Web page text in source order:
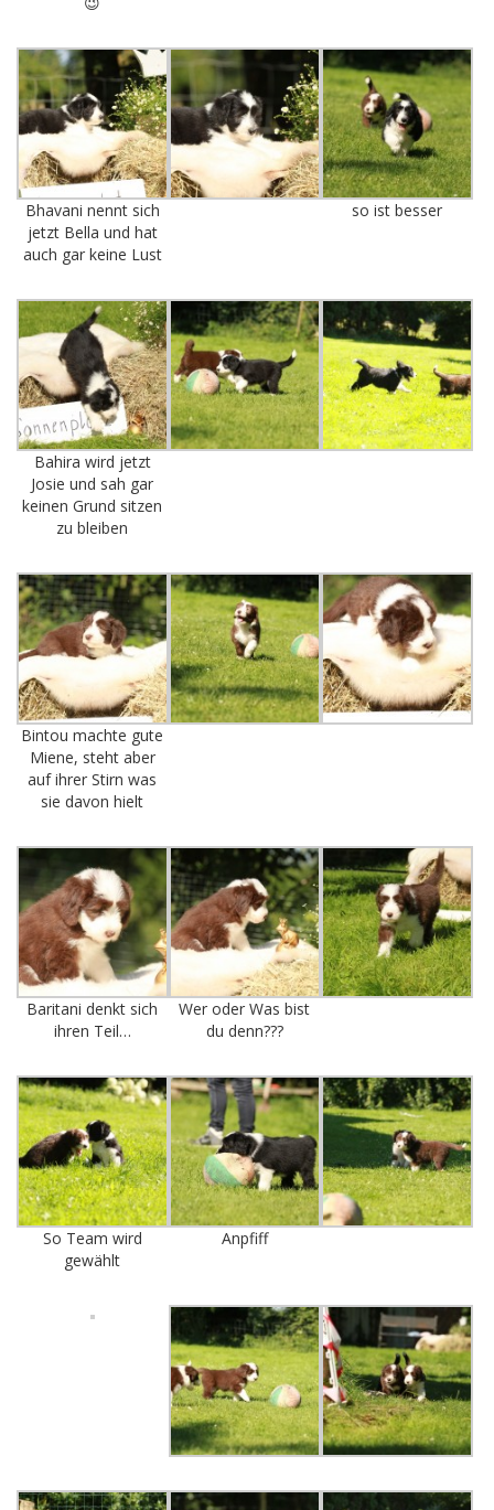
Bhavani nennt sich
jetzt Bella und hat
auch gar keine Lust
so ist besser
Bahira wird jetzt
Josie und sah gar
keinen Grund sitzen
zu bleiben
Bintou machte gute
Miene, steht aber
auf ihrer Stirn was
sie davon hielt
Baritani denkt sich
ihren Teil…
Wer oder Was bist
du denn???
So Team wird
gewählt
Anpfiff